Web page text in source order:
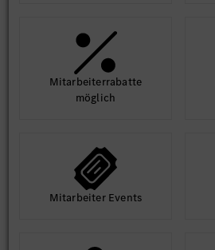
Mit­arbeiter­rabatte
möglich
Mit­arbeiter Events